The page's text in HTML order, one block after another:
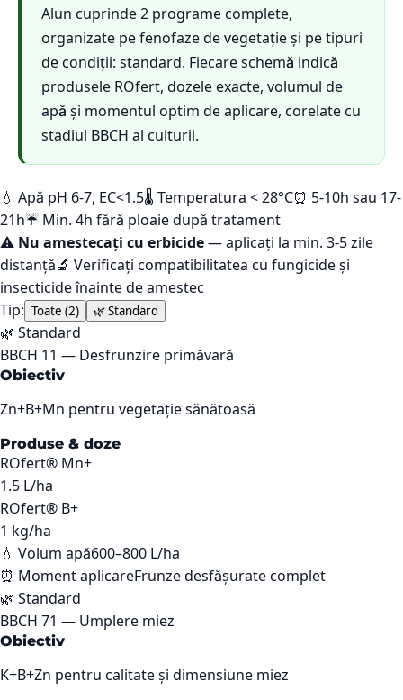
Alun cuprinde 2 programe complete,
organizate pe fenofaze de vegetație și pe tipuri
de condiții: standard. Fiecare schemă indică
produsele ROfert, dozele exacte, volumul de
apă și momentul optim de aplicare, corelate cu
stadiul BBCH al culturii.
💧 Apă pH 6-7, EC<1.5🌡️ Temperatura < 28°C⏰ 5-10h sau 17-
21h☔ Min. 4h fără ploaie după tratament
⚠️ Nu amestecați cu erbicide— aplicați la min. 3-5 zile
distanță🔬 Verificați compatibilitatea cu fungicide și
insecticide înainte de amestec
Tip: Toate (2) 🌿Standard
🌿 Standard
BBCH 11 — Desfrunzire primăvară
Obiectiv
Zn+B+Mn pentru vegetație sănătoasă
Produse & doze
ROfert® Mn+
1.5 L/ha
ROfert® B+
1 kg/ha
💧 Volum apă600–800 L/ha
⏰ Moment aplicareFrunze desfășurate complet
🌿 Standard
BBCH 71 — Umplere miez
Obiectiv
K+B+Zn pentru calitate și dimensiune miez